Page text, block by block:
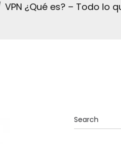
VPN ¿Qué es? – Todo lo